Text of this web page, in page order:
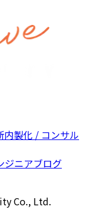
内製化 / コンサル
ジニアブログ
Co., Ltd.